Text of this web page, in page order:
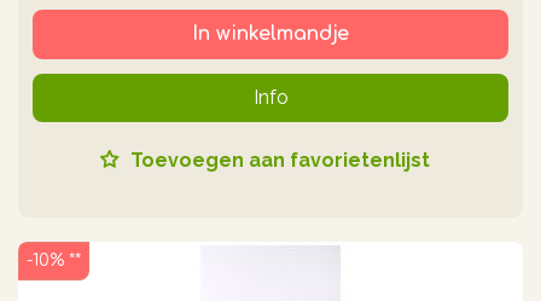
In winkelmandje
Info
Toevoegen aan favorietenlijst
-10% **